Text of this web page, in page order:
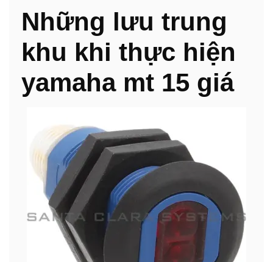
Những lưu trung
khu khi thực hiện
yamaha mt 15 giá